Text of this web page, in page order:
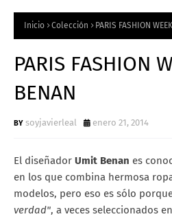
Inicio Colección PARIS FASHION
PARIS FASHION
BENAN
soyjavierleal enero 21, 2014
El diseñador Umit Benan es
en los que combina hermosa
modelos, pero eso es sólo
verdad", a veces seleccionados